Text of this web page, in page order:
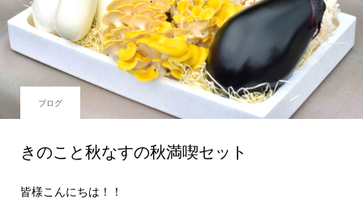
ブログ
きのこと秋なすの秋満喫セット
皆様こんにちは！！